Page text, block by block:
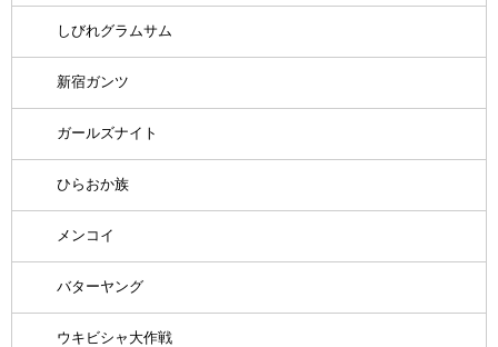
しびれグラムサム
新宿ガンツ
ガールズナイト
ひらおか族
メンコイ
バターヤング
ウキビシャ大作戦